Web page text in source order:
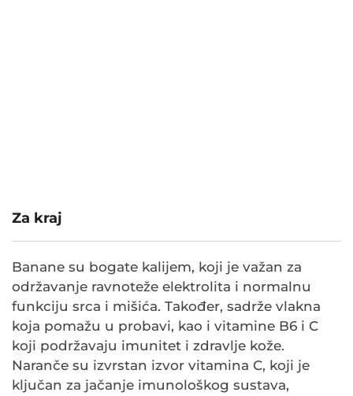
Za kraj
Banane su bogate kalijem, koji je važan za
održavanje ravnoteže elektrolita i normalnu
funkciju srca i mišića. Također, sadrže vlakna
koja pomažu u probavi, kao i vitamine B6 i C
koji podržavaju imunitet i zdravlje kože.
Naranče su izvrstan izvor vitamina C, koji je
ključan za jačanje imunološkog sustava,